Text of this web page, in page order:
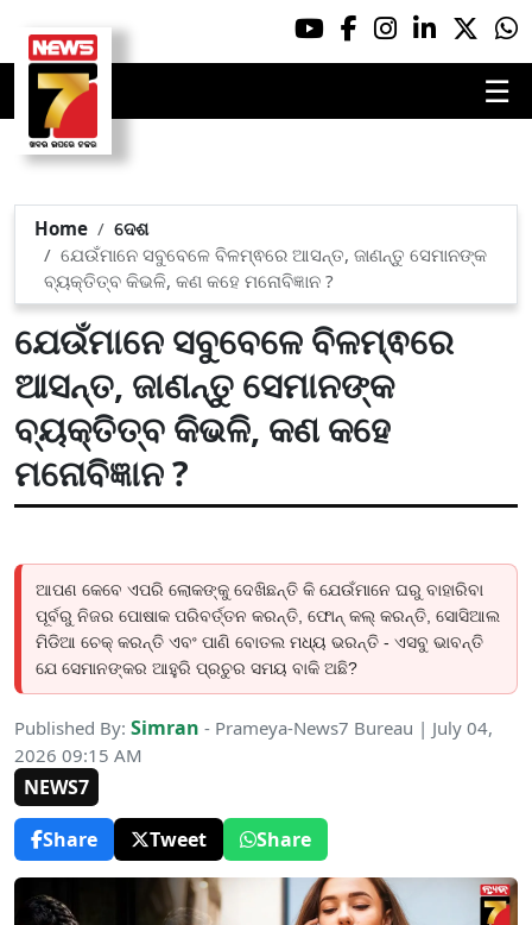
☰
Home
ଦେଶ
ଯେଉଁମାନେ ସବୁବେଳେ ବିଳମ୍ଵରେ ଆସନ୍ତ, ଜାଣନ୍ତୁ ସେମାନଙ୍କ
ବ୍ୟକ୍ତିତ୍ବ କିଭଳି, କଣ କହେ ମନୋବିଜ୍ଞାନ ?
ଯେଉଁମାନେ ସବୁବେଳେ ବିଳମ୍ଵରେ
ଆସନ୍ତ, ଜାଣନ୍ତୁ ସେମାନଙ୍କ
ବ୍ୟକ୍ତିତ୍ବ କିଭଳି, କଣ କହେ
ମନୋବିଜ୍ଞାନ ?
ଆପଣ କେବେ ଏପରି ଲୋକଙ୍କୁ ଦେଖିଛନ୍ତି କି ଯେଉଁମାନେ ଘରୁ ବାହାରିବା
ପୂର୍ବରୁ ନିଜର ପୋଷାକ ପରିବର୍ତ୍ତନ କରନ୍ତି, ଫୋନ୍ କଲ୍ କରନ୍ତି, ସୋସିଆଲ
ମିଡିଆ ଚେକ୍ କରନ୍ତି ଏବଂ ପାଣି ବୋତଲ ମଧ୍ୟ ଭରନ୍ତି - ଏସବୁ ଭାବନ୍ତି
ଯେ ସେମାନଙ୍କର ଆହୁରି ପ୍ରଚୁର ସମୟ ବାକି ଅଛି?
Published By: Simran - Prameya-News7 Bureau | July 04,
2026 09:15 AM
NEWS7
Share
Tweet Share